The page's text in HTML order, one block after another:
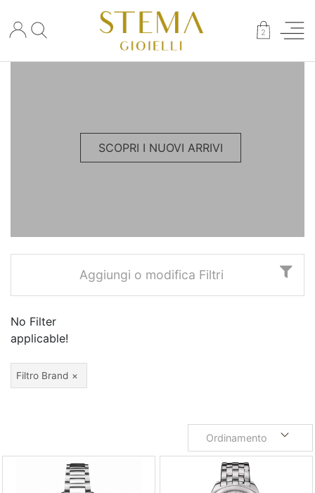
2
SCOPRI I NUOVI ARRIVI
Aggiungi o modifica Filtri
No Filter
applicable!
Filtro Brand
Ordinamento